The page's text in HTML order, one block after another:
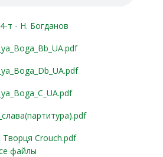
т - Н. Богданов
Творця
Crouch.pdf
файлы